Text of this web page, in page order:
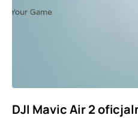
DJI Mavic Air 2